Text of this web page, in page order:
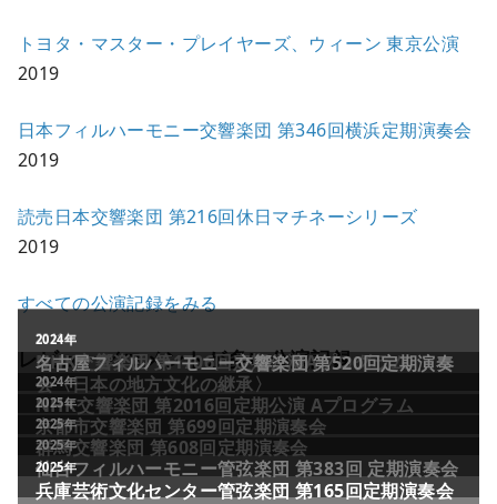
トヨタ・マスター・プレイヤーズ、ウィーン 東京公演
2019
日本フィルハーモニー交響楽団 第346回横浜定期演奏会
2019
読売日本交響楽団 第216回休日マチネーシリーズ
2019
すべての公演記録をみる
レビュー／コメントが多い公演記録